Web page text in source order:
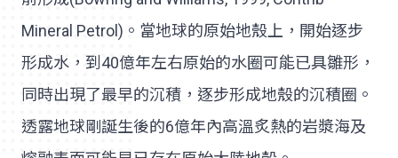
Mineral Petrol)。當地球的原始地殼上，開始逐步
形成水，到40億年左右原始的水圈可能已具雛形，
同時出現了最早的沉積，逐步形成地殼的沉積圈。
透露地球剛誕生後的6億年內高溫炙熱的岩漿海及